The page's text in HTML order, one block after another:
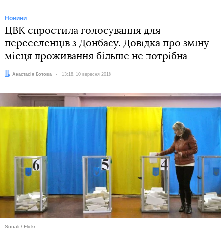
Новини
ЦВК спростила голосування для
переселенців з Донбасу. Довідка про зміну
місця проживання більше не потрібна
Автор:
Анастасія Котова Дата:
13:18, 10 вересня 2018
Sonali / Flickr